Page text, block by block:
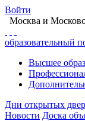
Войти
Москва и
образовательный
Высшее
Дни открытых
Новости Доска